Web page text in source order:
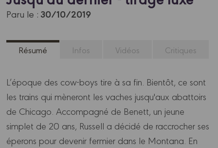
Paru le :30/10/2019
Résumé Infos Vidéos Critiques
L’époque des cow-boys tire à sa fin. Bientôt, ce sont
les trains qui mèneront les vaches jusqu'aux abattoirs
de Chicago. Accompagné de Benett, un jeune
simplet de 20 ans, Russell a décidé de raccrocher ses
éperons pour devenir fermier dans le Montana. En